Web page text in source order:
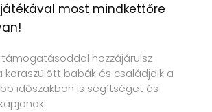
most mindkettőre
támogatásoddal hozzájárulsz
koraszülött babák és családjaik a
időszakban is segítséget és